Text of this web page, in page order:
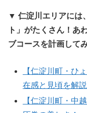
▼ 仁淀川エリアには
ト」がたくさん！あ
ブコースを計画して
【仁淀川町・ひ
在感と見頃を解説
【仁淀川町・中